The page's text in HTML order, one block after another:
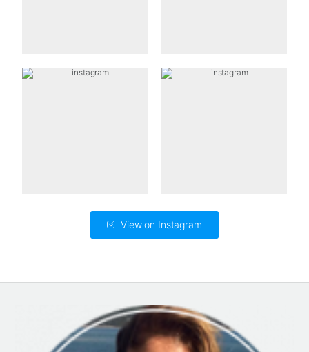
View on Instagram